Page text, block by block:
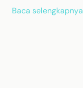
Baca selengkapnya